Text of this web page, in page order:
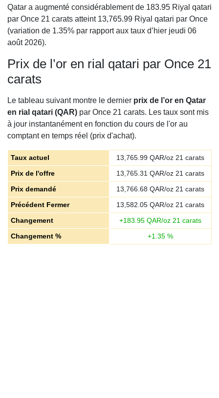
Qatar a augmenté considérablement de 183.95 Riyal qatari
par Once 21 carats atteint 13,765.99 Riyal qatari par Once
(variation de 1.35% par rapport aux taux d’hier jeudi 06
août 2026).
Prix de l’or en rial qatari par Once 21
carats
Le tableau suivant montre le dernier prix de l’or en Qatar
en rial qatari (QAR) par Once 21 carats. Les taux sont mis
à jour instantanément en fonction du cours de l'or au
comptant en temps réel (prix d'achat).
Taux actuel 13,765.99 QAR/oz 21 carats
Prix de l'offre
13,765.31 QAR/oz 21 carats
Prix demandé
13,766.68 QAR/oz 21 carats
Précédent Fermer
13,582.05 QAR/oz 21 carats
Changement
+183.95 QAR/oz 21 carats
Changement %
+1.35 %